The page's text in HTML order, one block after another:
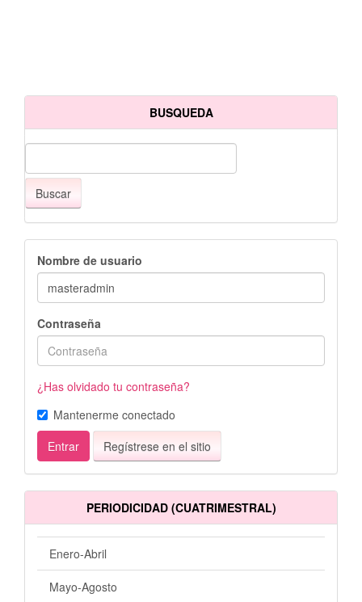
BUSQUEDA
Buscar
Nombre de usuario
Contraseña
¿Has olvidado tu contraseña?
Mantenerme conectado
Entrar
Regístrese en el sitio
PERIODICIDAD (CUATRIMESTRAL)
Enero-Abril
Mayo-Agosto